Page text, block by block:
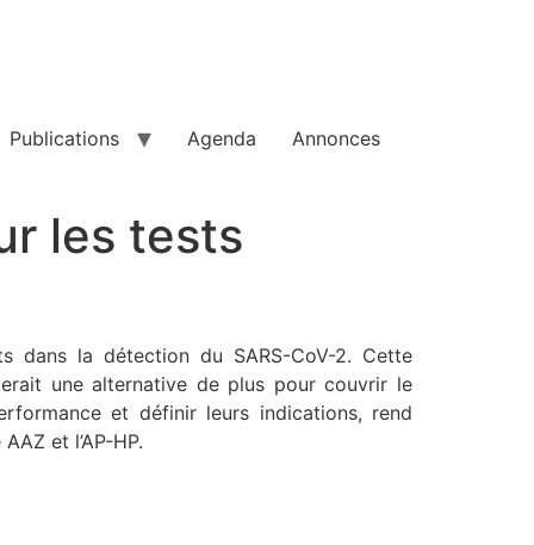
Publications Agenda Annonces
les tests
dans la détection du SARS-CoV-2. Cette
une alternative de plus pour couvrir le
et définir leurs indications, rend
et l’AP-HP.